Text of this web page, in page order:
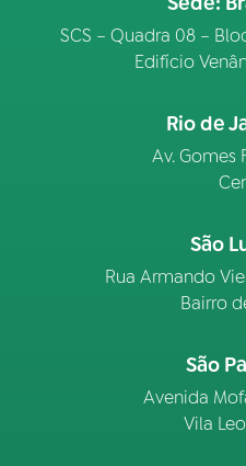
SCS – Quadra 08 –
Edifício
Rio de
Av. Gomes
São
Rua Armando
Bairro
São
Avenida
Vila